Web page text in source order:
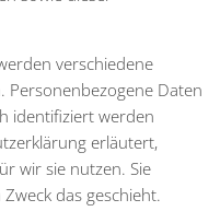
verschiedene
Daten
identifiziert werden
erläutert,
wir sie nutzen. Sie
das geschieht.